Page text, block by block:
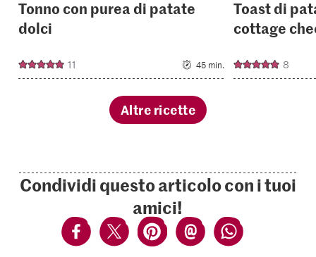
Tonno con purea di patate
dolci
11 45 min.
Toast di
cottage
8
Altre ricette
Condividi questo articolo con i tuoi
amici!